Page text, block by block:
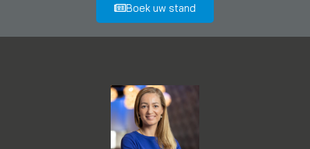
Boek uw stand